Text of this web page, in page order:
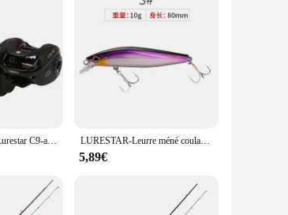
to provide anglers with a reliable and
Whether you're battling a feisty
you're casting from a boat, fishing
while the robust drag system
offer a reliable and high-quality fishing
Livraison gratuite! Lurestar C9-air bas Frofile Baitcasting moulinet Double bobine en aluminium leurre moulinet de pêche poignée en carbone LURESTAR-Leurre méné coulant S80 avec hameçons, appât Élidéal pour la pêche en eau salée ou douce, nouveau modèle, 80mm de long, 10g
5,89€